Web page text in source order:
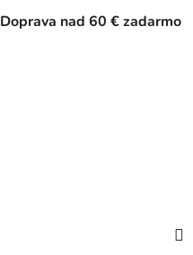
Doprava nad 60 € zadarmo